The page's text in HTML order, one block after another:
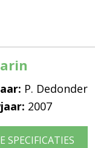
P. Dedonder
2007
SPECIFICATIES